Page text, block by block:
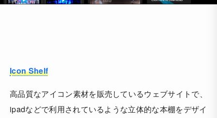
Icon Shelf
高品質なアイコン素材を販売しているウェブサイトで、
ipadなどで利用されているような立体的な本棚をデザイ